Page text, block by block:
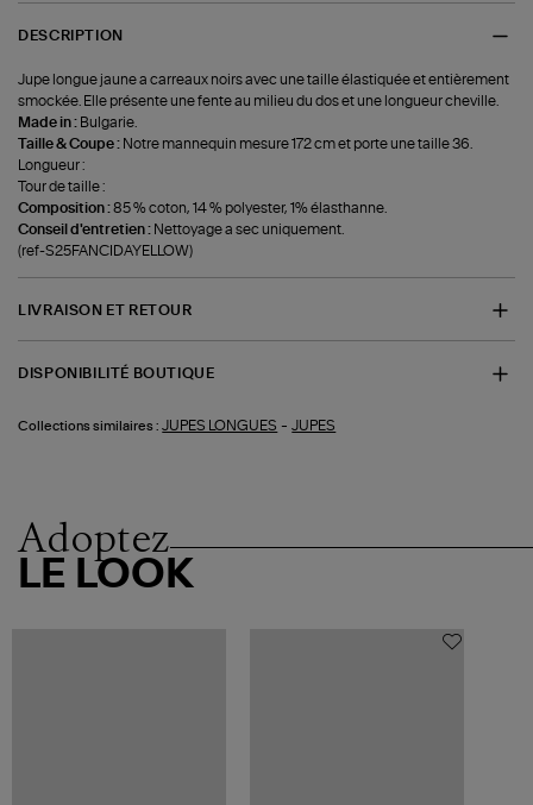
DESCRIPTION
Jupe longue jaune a carreaux noirs avec une taille élastiquée et entièrement
smockée. Elle présente une fente au milieu du dos et une longueur cheville.
Made in : Bulgarie.
Taille & Coupe : Notre mannequin mesure 172 cm et porte une taille 36.
Longueur :
Tour de taille :
Composition :85 % coton, 14 % polyester, 1% élasthanne.
Conseil d'entretien : Nettoyage a sec uniquement.
(ref-S25FANCIDAYELLOW)
LIVRAISON ET RETOUR
DISPONIBILITÉ BOUTIQUE
Collections similaires : JUPES LONGUES -JUPES
Adoptez
LE LOOK